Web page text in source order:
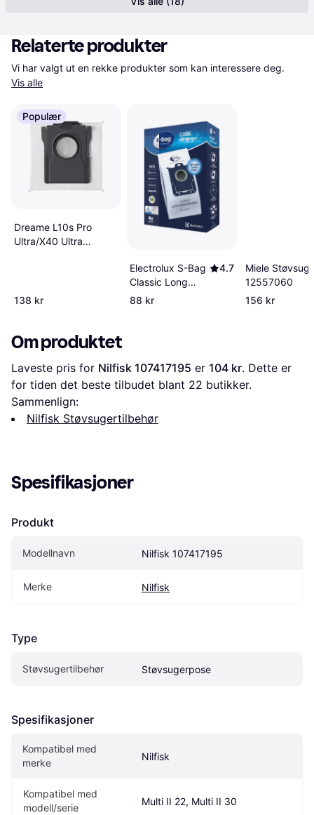
Relaterte produkter
Vis alle
Populær
Dreame L10s Pro
Ultra/X40 Ultra
138 kr
Electrolux S-Bag
Classic Long
Performance
4.7
88 kr
Miele
12557060
156 kr
Om produktet
Laveste pris for Nilfisk 107417195 er 104 kr. Dette er
for tiden det beste tilbudet blant 22 butikker.
Sammenlign:
Nilfisk Støvsugertilbehør
Spesifikasjoner
Produkt
Modellnavn Nilfisk 107417195
Merke Nilfisk
Type
Støvsugertilbehør Støvsugerpose
Spesifikasjoner
Kompatibel med
merke
Nilfisk
Kompatibel med
modell/serie
Multi II 22, Multi II 30